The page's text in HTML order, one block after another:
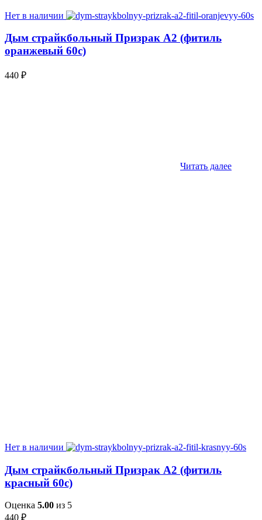
Нет в наличии
Дым страйкбольный Призрак А2 (фитиль
оранжевый 60с)
440 ₽
Читать далее
Нет в наличии
Дым страйкбольный Призрак А2 (фитиль
красный 60с)
Оценка 5.00 из 5
440 ₽